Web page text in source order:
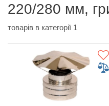
220/280 мм,
товарів в категорії 1